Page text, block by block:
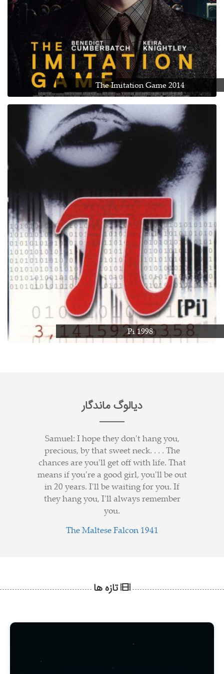
The Imitation Game 2014
Pi 1998
دیالوگ ماندگار
Samuel: I hope they don't hang you,
precious, by that sweet neck. . . . The
chances are you'll get off with life. That
means if you're a good girl, you'll be out
in 20 years. I'll be waiting for you. If
they hang you, I'll always remember
you.
The Maltese Falcon 1941
تازه ها